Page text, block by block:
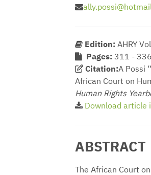
Edition: AHRY
Pages: 311 - 336
Citation:A Possi
African Court on
Human Rights
Download article
ABSTRACT
The African Court